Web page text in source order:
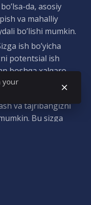
da, asosiy
va mahalliy
bo’lishi mumkin.
ish bo’yicha
potentsial ish
boshqa xalqaro
va tajribangizni
Bu sizga
your